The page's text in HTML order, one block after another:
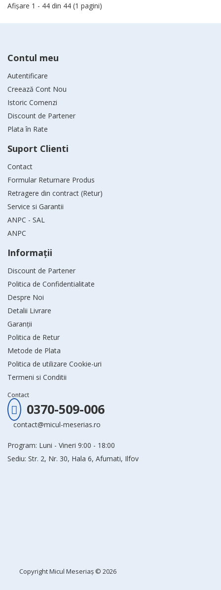
Afişare 1 - 44 din 44 (1 pagini)
Contul meu
Autentificare
Creează Cont Nou
Istoric Comenzi
Discount de Partener
Plata în Rate
Suport Clienti
Contact
Formular Returnare Produs
Retragere din contract (Retur)
Service si Garantii
ANPC - SAL
ANPC
Informaţii
Discount de Partener
Politica de Confidentialitate
Despre Noi
Detalii Livrare
Garanții
Politica de Retur
Metode de Plata
Politica de utilizare Cookie-uri
Termeni si Conditii
Contact
0370-509-006
contact@micul-meserias.ro
Program: Luni - Vineri 9:00 - 18:00
Sediu: Str. 2, Nr. 30, Hala 6, Afumati, Ilfov
CopyrightMicul Meseriaș © 2026